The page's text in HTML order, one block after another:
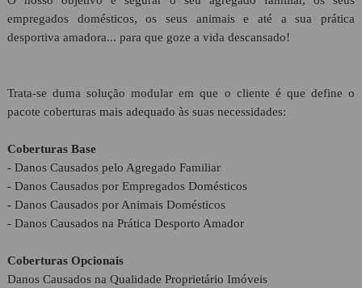
CONTACTOS
empregados domésticos, os seus animais e até a sua prática
desportiva amadora... para que goze a vida descansado!
Trata-se duma solução modular em que o cliente é que define o
pacote coberturas mais adequado às suas necessidades:
Coberturas Base
- Danos Causados pelo Agregado Familiar
- Danos Causados por Empregados Domésticos
- Danos Causados por Animais Domésticos
- Danos Causados na Prática Desporto Amador
Coberturas Opcionais
Danos Causados na Qualidade Proprietário Imóveis